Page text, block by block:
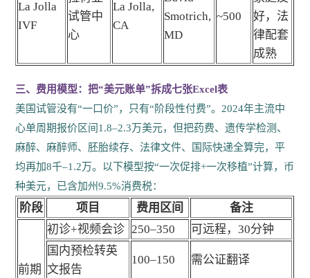
La Jolla
IVF
试管中
心
La Jolla,
CA
Smotrich,
MD
~500
好，法
律配套
成熟
三、费用模型：把“美元账单”拆成七张Excel表
美国试管没有“一口价”，只有“阶段性付费”。2024年主流中
心单周期报价区间1.8–2.3万美元，但把药费、遗传学检测、
麻醉、麻醉师、胚胎续存、法律文件、国际快递全算完，平
均再加8千–1.2万。以下模型按“一次促排+一次移植”计算，币
种美元，已含加州9.5%消费税：
阶段 项目 费用区间 备注
前期
初诊+视频会诊 250–350
可远程，30分钟
国内预检转英
文报告
100–150 需公证翻译